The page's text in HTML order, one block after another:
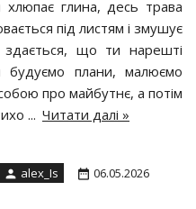
глина, десь трава
під листям і змушує
здається, що ти нарешті
плани, малюємо
про майбутнє, а потім
... Читати далі »
alex_Is
06.05.2026